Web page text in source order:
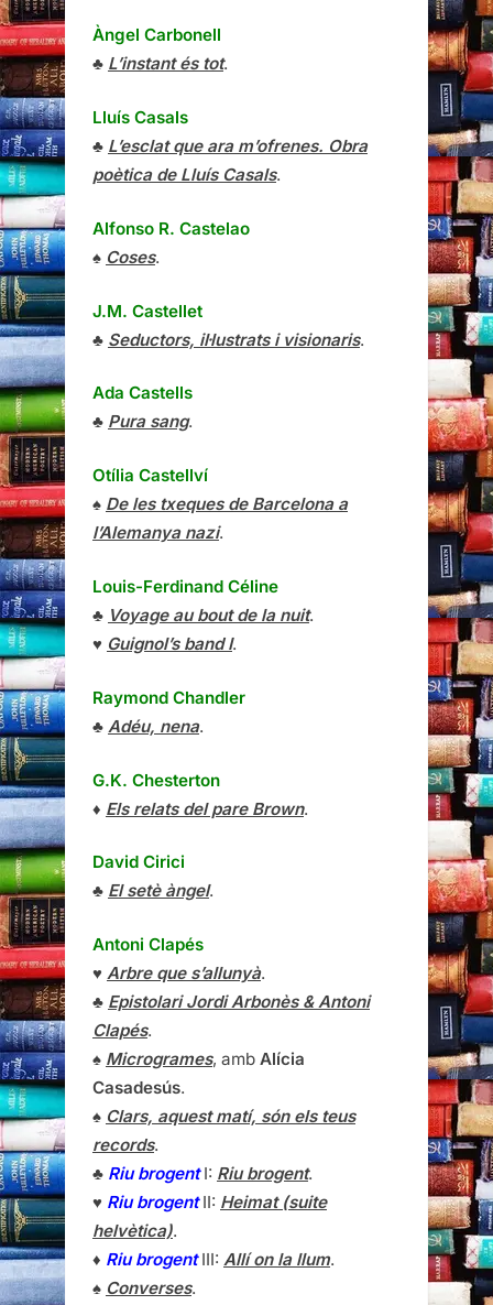
Àngel Carbonell
♣ L’instant és tot.
Lluís Casals
♣ L’esclat que ara m’ofrenes. Obra
poètica de Lluís Casals.
Alfonso R. Castelao
♠ Coses.
J.M. Castellet
♣ Seductors, il·lustrats i visionaris.
Ada Castells
♣ Pura sang.
Otília Castellví
♠ De les txeques de Barcelona a
l’Alemanya nazi.
Louis-Ferdinand Céline
♣ Voyage au bout de la nuit.
♥ Guignol’s band I.
Raymond Chandler
♣ Adéu, nena.
G.K. Chesterton
♦ Els relats del pare Brown.
David Cirici
♣ El setè àngel.
Antoni Clapés
♥ Arbre que s’allunyà.
♣ Epistolari Jordi Arbonès & Antoni
Clapés.
♠ Microgrames, amb Alícia
Casadesús.
♠ Clars, aquest matí, són els teus
records.
♣ Riu brogentI: Riu brogent.
♥ Riu brogentII: Heimat (suite
helvètica).
♦ Riu brogentIII: Allí on la llum.
♠ Converses.